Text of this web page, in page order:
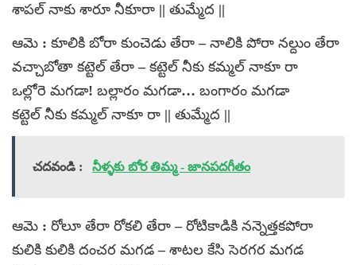
శాపల్‌ నాకు శారూ నీకూరా || తుమ్మేద ||
ఆమె : కూలికి బోరా కుంచెడు తేరా – నాలికి పోరా నల్దుం తేరా
వచ్చాబోతా కట్టెల్‌ తేరా – కట్టెల్‌ నీకు కమ్మల్‌ నాకూ రా
ఒల్లోరె మగడా! బల్లారం మగడా… బంగారం మగడా
కట్టెల్‌ నీకు కమ్మల్‌ నాకూ రా || తుమ్మేద ||
చదవండి : నీళ్ళకు బోర తిమ్మ - జానపదగీతం
ఆమె : రోలూ తేరా రోకలి తేరా – రోటికాడికి నన్నెత్తకపోరా
కులికి కులికి దంచర మగడ – శాటల కేసి సెరగర మగడ